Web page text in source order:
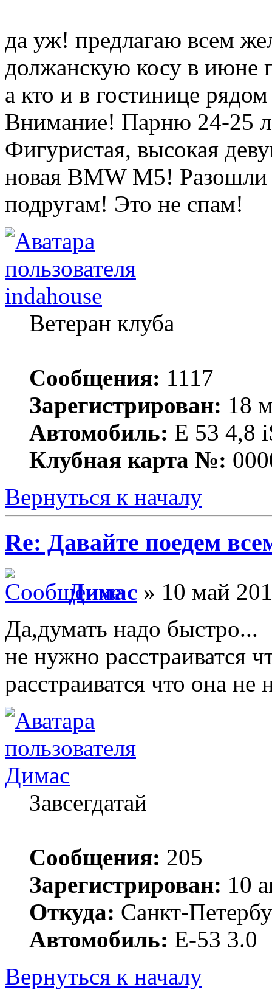
да уж! предлагаю всем
должанскую косу в июне
а кто и в гостинице
Внимание! Парню 24-25
Фигуристая, высокая
новая BMW M5! Разошли
подругам! Это не спам!
indahouse
Ветеран клуба
Сообщения: 1117
Зарегистрирован: 18
Автомобиль: Е 53 4,8
Клубная карта №:
Вернуться к началу
Re: Давайте поедем
Димас » 10 май
Да,думать надо быстро...
не нужно расстраиватся
расстраиватся что она не
Димас
Завсегдатай
Сообщения: 205
Зарегистрирован: 10
Откуда: Санкт-
Автомобиль: Е-53 3.0
Вернуться к началу